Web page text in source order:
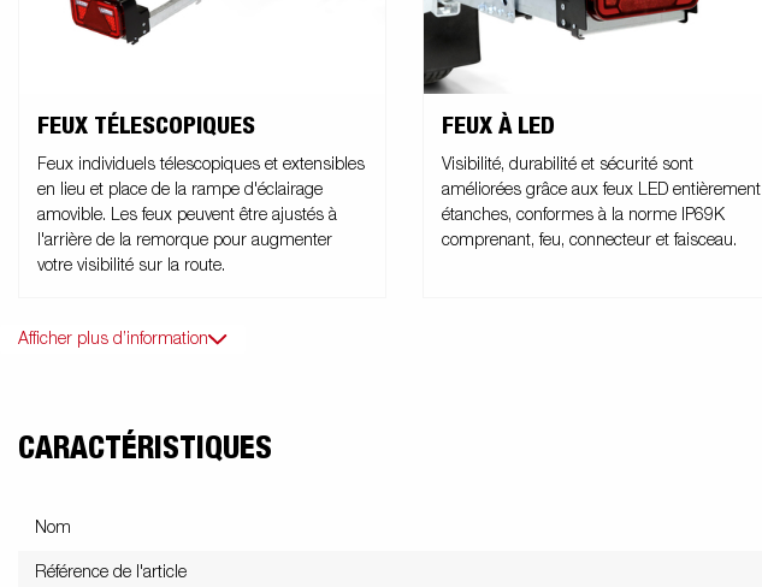
FEUX TÉLESCOPIQUES
Feux individuels télescopiques et extensibles
en lieu et place de la rampe d'éclairage
amovible. Les feux peuvent être ajustés à
l'arrière de la remorque pour augmenter
votre visibilité sur la route.
FEUX À LED
Visibilité, durabilité et sécurité sont
améliorées grâce aux feux LED entièrement
étanches, conformes à la norme IP69K
comprenant, feu, connecteur et faisceau.
Afficher plus d’information
CARACTÉRISTIQUES
Nom
Référence de l'article